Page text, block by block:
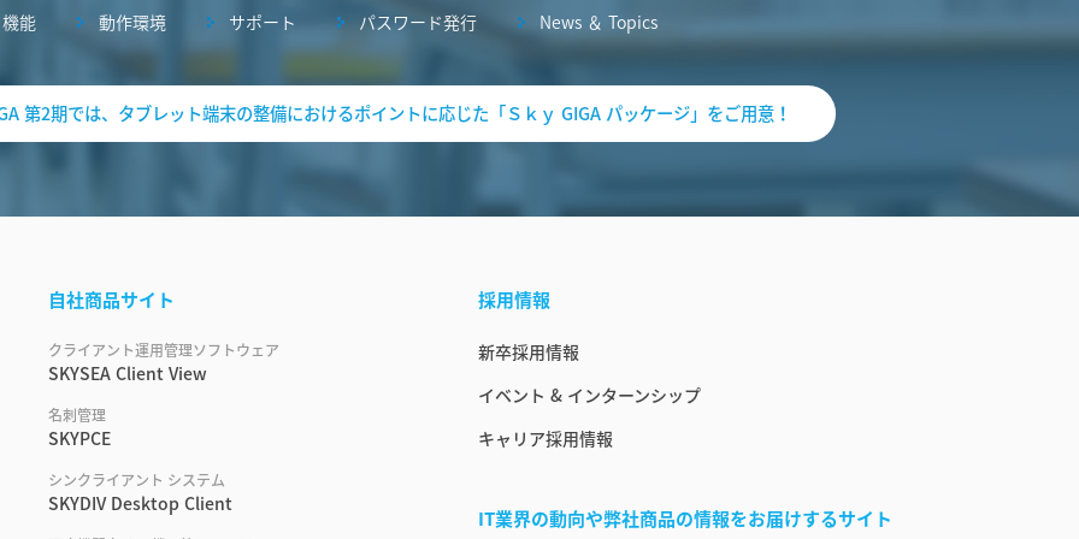
機能 動作環境 サポート パスワード発行 News ＆ Topics
第2期では、タブレット端末の整備におけるポイントに応じた「Ｓｋｙ GIGA パッケージ」をご用意！
自社商品サイト
クライアント運用管理ソフトウェア
SKYSEA Client View
名刺管理
SKYPCE
シンクライアント システム
SKYDIV Desktop Client
採用情報
新卒採用情報
イベント & インターンシップ
キャリア採用情報
IT業界の動向や弊社商品の情報をお届けするサイト